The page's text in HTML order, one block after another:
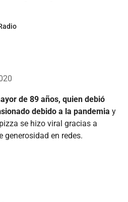
de 89 años, quien debió
debido a la pandemia y
se hizo viral gracias a
generosidad en redes.